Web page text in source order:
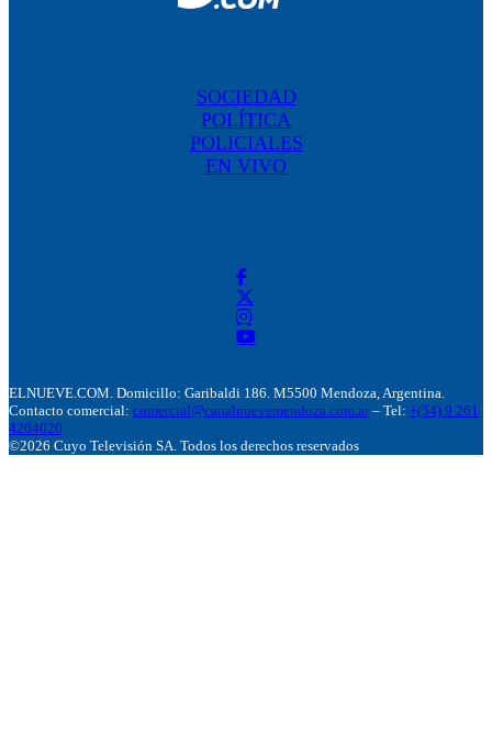
SOCIEDAD
POLÍTICA
POLICIALES
EN VIVO
ELNUEVE.COM. Domicillo: Garibaldi 186. M5500 Mendoza, Argentina.
Contacto comercial: comercial@canalnuevemendoza.com.ar – Tel: +(54) 9 261
4204020
©2026 Cuyo Televisión SA. Todos los derechos reservados